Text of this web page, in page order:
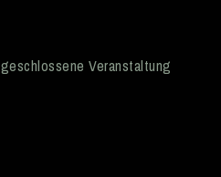
geschlossene Veranstaltung